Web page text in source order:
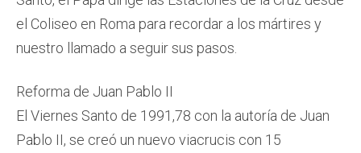
el Coliseo en Roma para recordar a los mártires y
nuestro llamado a seguir sus pasos.
Reforma de Juan Pablo II
El Viernes Santo de 1991,7​8​ con la autoría de Juan
Pablo II, se creó un nuevo viacrucis con 15